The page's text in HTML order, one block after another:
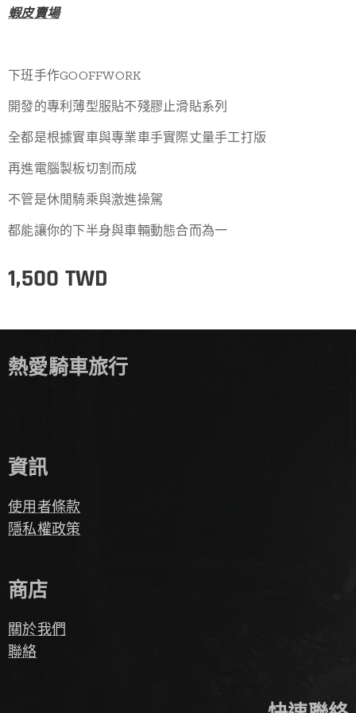
蝦皮賣場
下班手作GOOFFWORK
開發的專利薄型服貼不殘膠止滑貼系列
全都是根據實車與專業車手實際丈量手工打版
再進電腦製板切割而成
不管是休閒騎乘與激進操駕
都能讓你的下半身與車輛動態合而為一
1,500 TWD
熱愛騎車旅行
資訊
使用者條款
隱私權政策
商店
關於我們
聯絡